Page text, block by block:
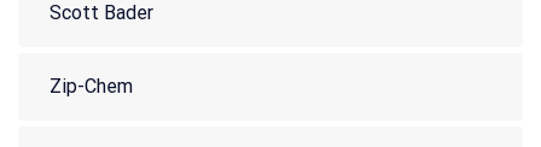
Scott Bader
Zip-Chem